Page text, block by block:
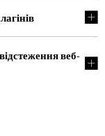
веб-